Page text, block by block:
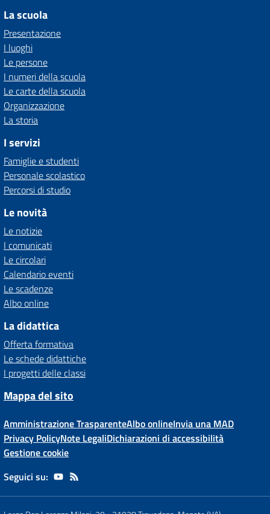
La scuola
Presentazione
I luoghi
Le persone
I numeri della scuola
Le carte della scuola
Organizzazione
La storia
I servizi
Famiglie e studenti
Personale scolastico
Percorsi di studio
Le novità
Le notizie
I comunicati
Le circolari
Calendario eventi
Le scadenze
Albo online
La didattica
Offerta formativa
Le schede didattiche
I progetti delle classi
Mappa del sito
Amministrazione TrasparenteAlbo onlineInvia una MAD
Privacy PolicyNote LegaliDichiarazioni di accessibilità
Gestione cookie
Seguici su: